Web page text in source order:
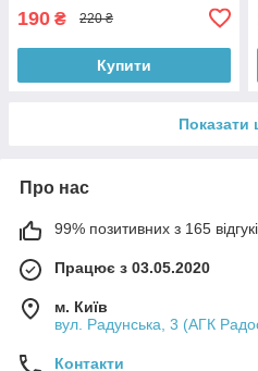
190 ₴ 220 ₴
Купити
Показати
Про нас
99% позитивних з 165
Працює з 03.05.2020
м. Київ
вул. Радунська, 3 (АГК
Контакти